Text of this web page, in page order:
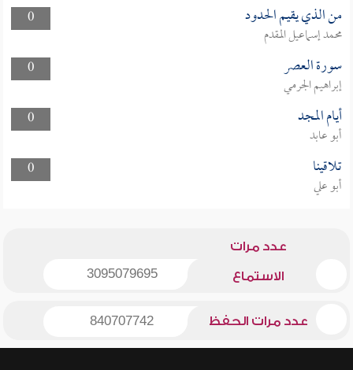
0
من الذي يقيم الحدود
محمد إسماعيل المقدم
0
سورة العصر
إبراهيم الجرمي
0
أيام المجد
أبو عابد
0
تلاقينا
أبو علي
عدد مرات
الاستماع 3095079695
عدد مرات الحفظ 840707742